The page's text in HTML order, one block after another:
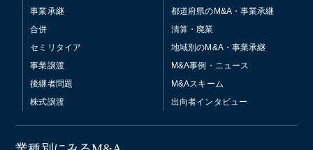
事業承継
合併
セミリタイア
事業譲渡
後継者問題
株式譲渡
都道府県のM&A・事業承継
清算・廃業
地域別のM&A・事業承継
M&A事例・ニュース
M&Aスキーム
出向者インタビュー